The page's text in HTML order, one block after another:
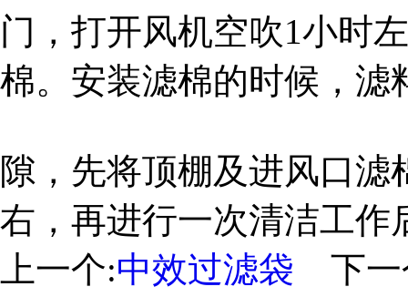
门，打开风机空吹1小时
棉。安装滤棉的时候，滤
隙，先将顶棚及进风口
右，再进行一次清洁工作
上一个:中效过滤袋 下一